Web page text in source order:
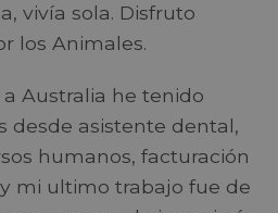
vivía sola. Disfruto
los Animales.
Australia he tenido
desde asistente dental,
humanos, facturación
mi ultimo trabajo fue de